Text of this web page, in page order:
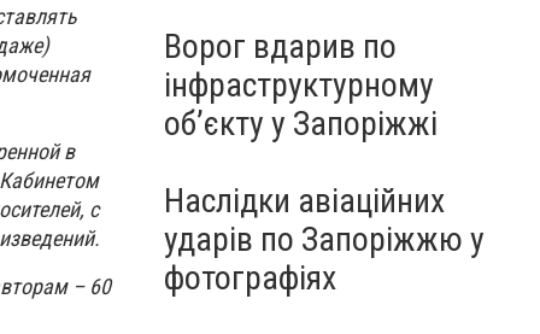
в
с
– 60
Ворог вдарив по
інфраструктурному
обʼєкту у Запоріжжі
Наслідки авіаційних
ударів по Запоріжжю у
фотографіях